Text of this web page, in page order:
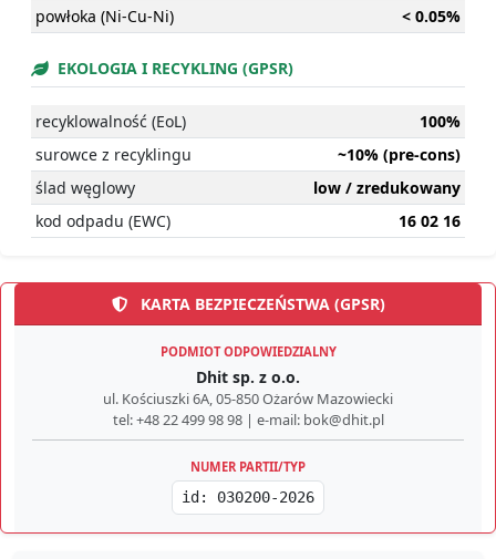
powłoka (Ni-Cu-Ni)
< 0.05%
EKOLOGIA I RECYKLING (GPSR)
recyklowalność (EoL)
100%
surowce z recyklingu
~10% (pre-cons)
ślad węglowy
low / zredukowany
kod odpadu (EWC)
16 02 16
KARTA BEZPIECZEŃSTWA (GPSR)
PODMIOT ODPOWIEDZIALNY
Dhit sp. z o.o.
ul. Kościuszki 6A, 05-850 Ożarów Mazowiecki
tel: +48 22 499 98 98 | e-mail: bok@dhit.pl
NUMER PARTII/TYP
id: 030200-2026